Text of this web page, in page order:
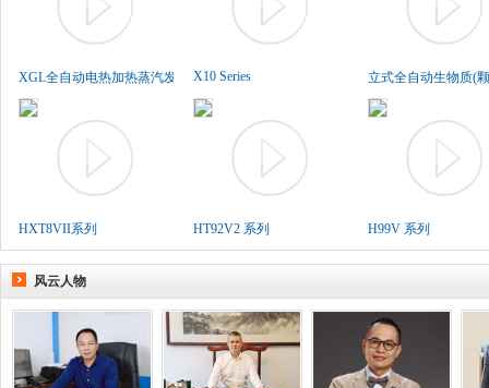
XGL全自动电热加热蒸汽发生..X10 Series 立式全自动生物质(
HXT8VII系列 HT92V2 系列 H99V 系列
风云人物